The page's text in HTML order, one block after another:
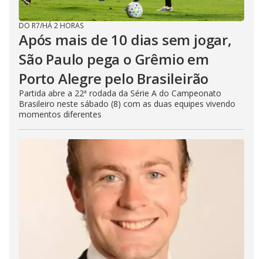
DO R7/HÁ 2 HORAS
Após mais de 10 dias sem jogar,
São Paulo pega o Grêmio em
Porto Alegre pelo Brasileirão
Partida abre a 22ª rodada da Série A do Campeonato
Brasileiro neste sábado (8) com as duas equipes vivendo
momentos diferentes